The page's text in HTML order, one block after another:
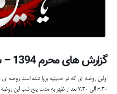
گزارش های محرم 1394 – شب هفتم + تصاویر
اولین روضه ای که در حسینیه برپا شده است روضه
6.30 الی 7.30 بعد از ظهر به مدت پنج شب